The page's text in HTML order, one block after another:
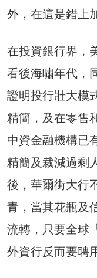
外，在這是錯上
在投資銀行界，
看後海嘯年代，
證明投行壯大模
精簡，及在零售
中資金融機構已
精簡及裁減過剩
後，華爾街大行
青，當其花瓶及
流轉，只要全球
外資行反而要聘